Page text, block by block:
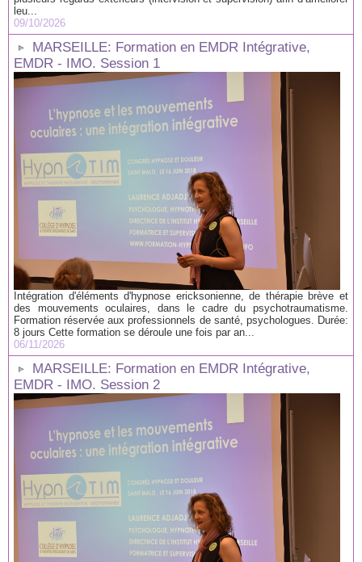
leu...
09/10/2026
MARSEILLE: Formation en EMDR Intégrative,
EMDR - IMO. Session 1
Intégration d'éléments d'hypnose ericksonienne, de thérapie brève et
des mouvements oculaires, dans le cadre du psychotraumatisme.
Formation réservée aux professionnels de santé, psychologues. Durée:
8 jours Cette formation se déroule une fois par an...
06/11/2026
MARSEILLE: Formation en EMDR Intégrative,
EMDR - IMO. Session 2